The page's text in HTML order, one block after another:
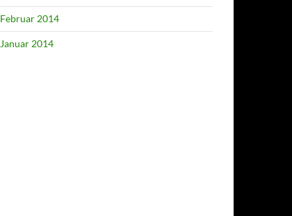
Februar 2014
Januar 2014